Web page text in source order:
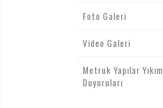
Foto Galeri
Video Galeri
Metruk Yapılar Yıkım
Duyuruları